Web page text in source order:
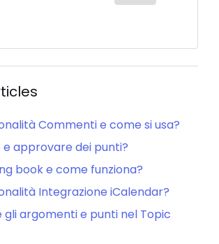
Commenti e come si usa?
approvare dei punti?
book e come funziona?
Integrazione iCalendar?
gli argomenti e punti nel Topic